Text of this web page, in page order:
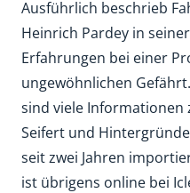
Ausführlich beschrieb
Heinrich Pardey in
Erfahrungen bei einer
ungewöhnlichen
sind viele Informationen
Seifert und
seit zwei Jahren
ist übrigens online bei